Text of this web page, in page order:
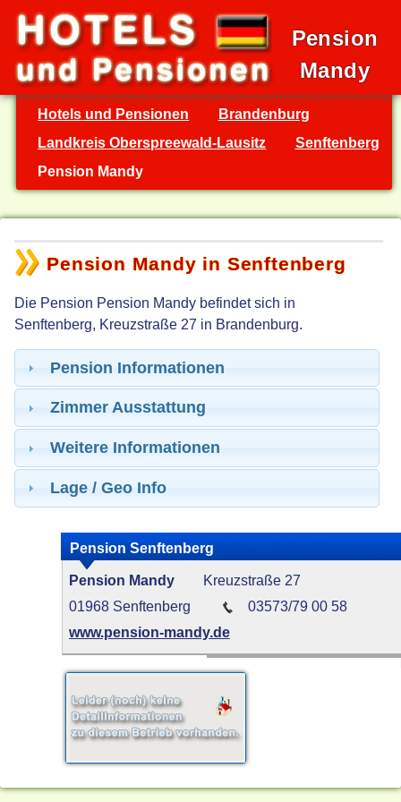
Pension
Mandy
Hotels und Pensionen
Brandenburg
Landkreis Oberspreewald-Lausitz
Senftenberg
Pension Mandy
Pension Mandy in Senftenberg
Die Pension Pension Mandy befindet sich in
Senftenberg, Kreuzstraße 27 in Brandenburg.
Pension Informationen
Zimmer Ausstattung
Weitere Informationen
Lage / Geo Info
Pension Senftenberg
Pension Mandy
Kreuzstraße 27
01968 Senftenberg
03573/79 00 58
www.pension-mandy.de